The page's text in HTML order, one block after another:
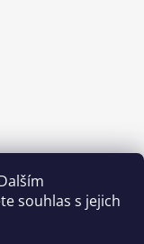
souhlas s jejich